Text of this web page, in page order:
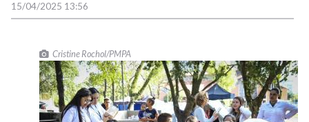
15/04/2025 13:56
Cristine Rochol/PMPA